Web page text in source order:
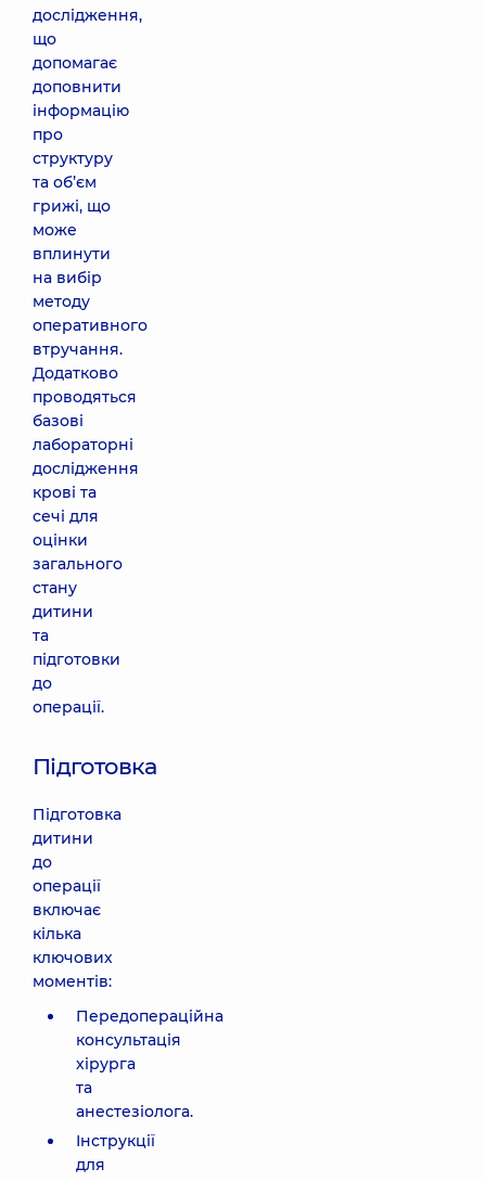
дослідження,
що
допомагає
доповнити
інформацію
про
структуру
та об’єм
грижі, що
може
вплинути
на вибір
методу
оперативного
втручання.
Додатково
проводяться
базові
лабораторні
дослідження
крові та
сечі для
оцінки
загального
стану
дитини
та
підготовки
до
операції.
Підготовка
Підготовка
дитини
до
операції
включає
кілька
ключових
моментів:
Передопераційна
консультація
хірурга
та
анестезіолога.
Інструкції
для